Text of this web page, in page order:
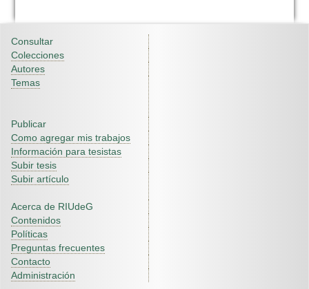
Consultar
Colecciones
Autores
Temas
Publicar
Como agregar mis trabajos
Información para tesistas
Subir tesis
Subir artículo
Acerca de RIUdeG
Contenidos
Políticas
Preguntas frecuentes
Contacto
Administración